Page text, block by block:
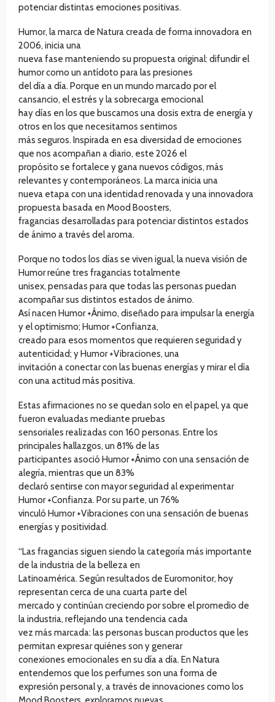
potenciar distintas emociones positivas.
Humor, la marca de Natura creada de forma innovadora en
2006, inicia una
nueva fase manteniendo su propuesta original: difundir el
humor como un antídoto para las presiones
del día a día. Porque en un mundo marcado por el
cansancio, el estrés y la sobrecarga emocional
hay días en los que buscamos una dosis extra de energía y
otros en los que necesitamos sentirnos
más seguros. Inspirada en esa diversidad de emociones
que nos acompañan a diario, este 2026 el
propósito se fortalece y gana nuevos códigos, más
relevantes y contemporáneos. La marca inicia una
nueva etapa con una identidad renovada y una innovadora
propuesta basada en Mood Boosters,
fragancias desarrolladas para potenciar distintos estados
de ánimo a través del aroma.
Porque no todos los días se viven igual, la nueva visión de
Humor reúne tres fragancias totalmente
unisex, pensadas para que todas las personas puedan
acompañar sus distintos estados de ánimo.
Así nacen Humor +Ánimo, diseñado para impulsar la energía
y el optimismo; Humor +Confianza,
creado para esos momentos que requieren seguridad y
autenticidad; y Humor +Vibraciones, una
invitación a conectar con las buenas energías y mirar el día
con una actitud más positiva.
Estas afirmaciones no se quedan solo en el papel, ya que
fueron evaluadas mediante pruebas
sensoriales realizadas con 160 personas. Entre los
principales hallazgos, un 81% de las
participantes asoció Humor +Ánimo con una sensación de
alegría, mientras que un 83%
declaró sentirse con mayor seguridad al experimentar
Humor +Confianza. Por su parte, un 76%
vinculó Humor +Vibraciones con una sensación de buenas
energías y positividad.
“Las fragancias siguen siendo la categoría más importante
de la industria de la belleza en
Latinoamérica. Según resultados de Euromonitor, hoy
representan cerca de una cuarta parte del
mercado y continúan creciendo por sobre el promedio de
la industria, reflejando una tendencia cada
vez más marcada: las personas buscan productos que les
permitan expresar quiénes son y generar
conexiones emocionales en su día a día. En Natura
entendemos que los perfumes son una forma de
expresión personal y, a través de innovaciones como los